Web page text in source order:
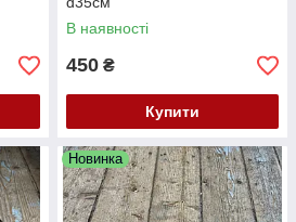
В наявності
450 ₴
Купити
Новинка